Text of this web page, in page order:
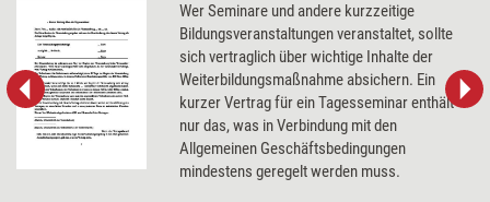
Wer Seminare und andere kurzzeitige
Bildungsveranstaltungen veranstaltet, sollte
sich vertraglich über wichtige Inhalte der
Weiterbildungsmaßnahme absichern. Ein
kurzer Vertrag für ein Tagesseminar enthält
nur das, was in Verbindung mit den
Allgemeinen Geschäftsbedingungen
mindestens geregelt werden muss.